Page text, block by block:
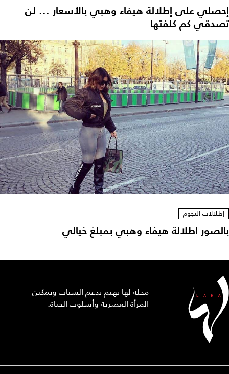
إحصلي على إطلالة هيفاء وهبي بالأسعار ... لن
تصدقي كم كلفتها
إطلالات النجوم
بالصور اطلالة هيفاء وهبي بمبلغ خيالي ‎
مجلة لها تهتم بدعم الشباب وتمكين
المرأة العصرية وأسلوب الحياة.